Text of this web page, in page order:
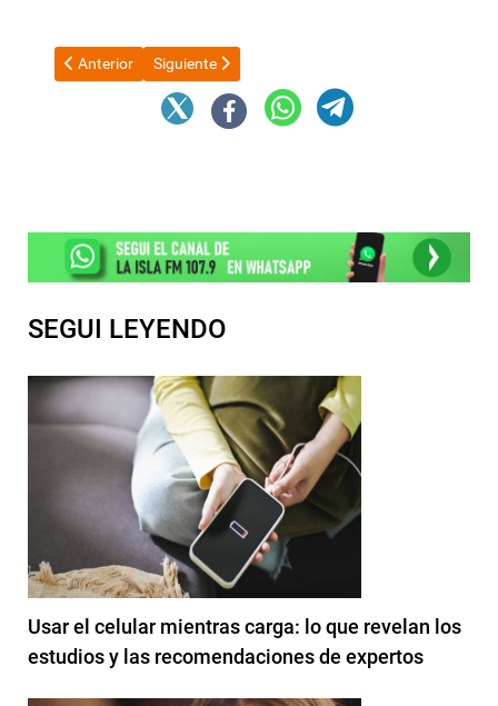
Artículo anterior: Los argentinos dejarán de pagar el roaming
Anterior Artículo siguiente: El viernes 3 comienza el pago
Siguiente
SEGUI LEYENDO
Usar el celular mientras carga: lo que revelan los
estudios y las recomendaciones de expertos